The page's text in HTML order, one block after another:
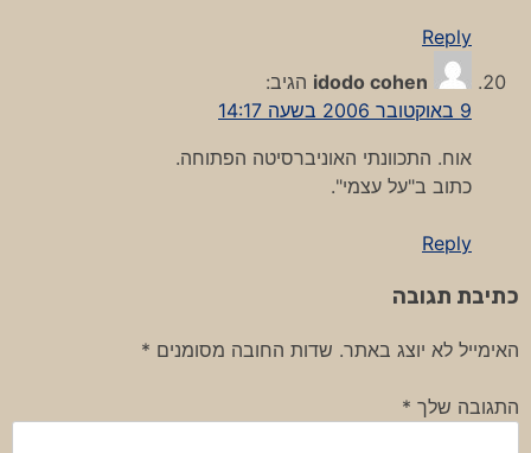
Reply
idodo cohen הגיב:
9 באוקטובר 2006 בשעה 14:17
אוח. התכוונתי האוניברסיטה הפתוחה.
כתוב ב"על עצמי".
Reply
כתיבת תגובה
האימייל לא יוצג באתר. שדות החובה מסומנים *
התגובה שלך *